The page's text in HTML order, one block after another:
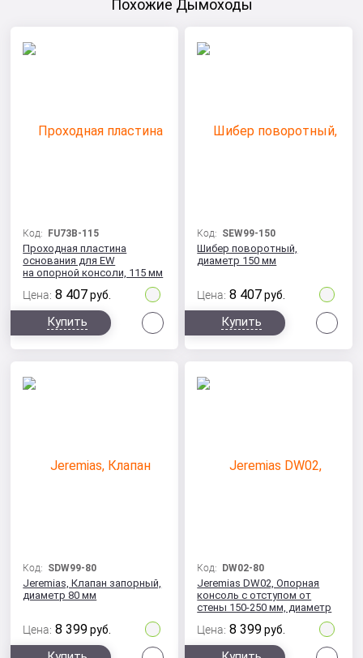
Похожие Дымоходы
Код: FU73B-115
Проходная пластина
основания для EW
на опорной консоли, 115 мм
Цена: 8 407 руб.
Купить
Код: SEW99-150
Шибер поворотный,
диаметр 150 мм
Цена: 8 407 руб.
Купить
Код: SDW99-80
Jeremias, Клапан запорный,
диаметр 80 мм
Цена: 8 399 руб.
Код: DW02-80
Jeremias DW02, Опорная
консоль с отступом от
стены 150-250 мм, диаметр
Цена: 8 399 руб.